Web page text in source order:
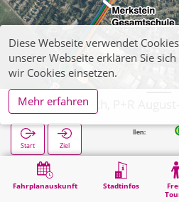
Fahrplanauskunft Stadtinfos
Start Ziel
Mobilität Herzogenrath, P+R August-
Diese Webseite verwendet
unserer Webseite erklären Sie
wir Cookies einsetzen.
Mehr erfahren